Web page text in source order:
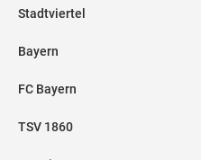
Stadtviertel
Bayern
FC Bayern
TSV 1860